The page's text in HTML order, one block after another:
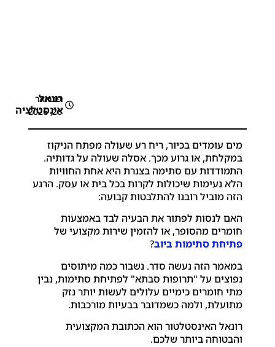
רונאל
אינסטלציה
פברואר
26, 2026
מים עומדים בכיור, ריח רע שעולה מפתח הניקוז
במקלחת, או גרוע מכך. אסלה שעולה על גדותיה.
התמודדות עם סתימה בצנרת היא אחת החוויות
הלא נעימות שיכולות לקרות בכל בית או עסק. הרגע
הזה מוביל רובנו להתלבטות קבועה:
האם לנסות לפתור את הבעיה לבד באמצעות
חומרים מהסופר, או להזמין שירות מקצועי של
פתיחת סתימות ביוב?
במאמר הזה נעשה סדר. נשבור כמה מיתוסים
נפוצים על "תרופות סבתא" לפתיחת סתימות, נבין
מתי חומרים כימיים עלולים לעשות יותר נזק
מתועלת, ולמה כשמדובר בבעיות מורכבות.
רונאל האינסטלטור הוא הכתובת המקצועית
והבטוחה ביותר שלכם.